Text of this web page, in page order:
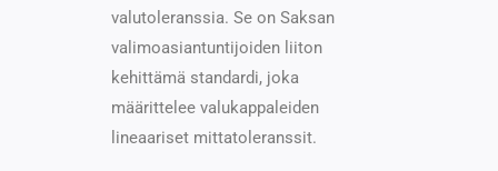
valutoleranssia. Se on Saksan
valimoasiantuntijoiden liiton
kehittämä standardi, joka
määrittelee valukappaleiden
lineaariset mittatoleranssit.